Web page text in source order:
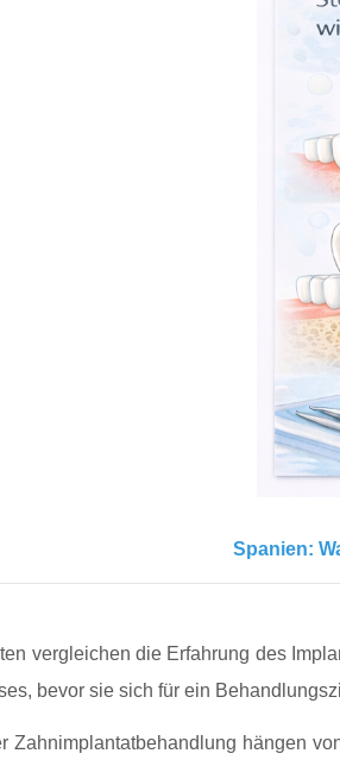
Spanien:
vergleichen die Erfahrung des
bevor sie sich für ein
Zahnimplantatbehandlung hängen